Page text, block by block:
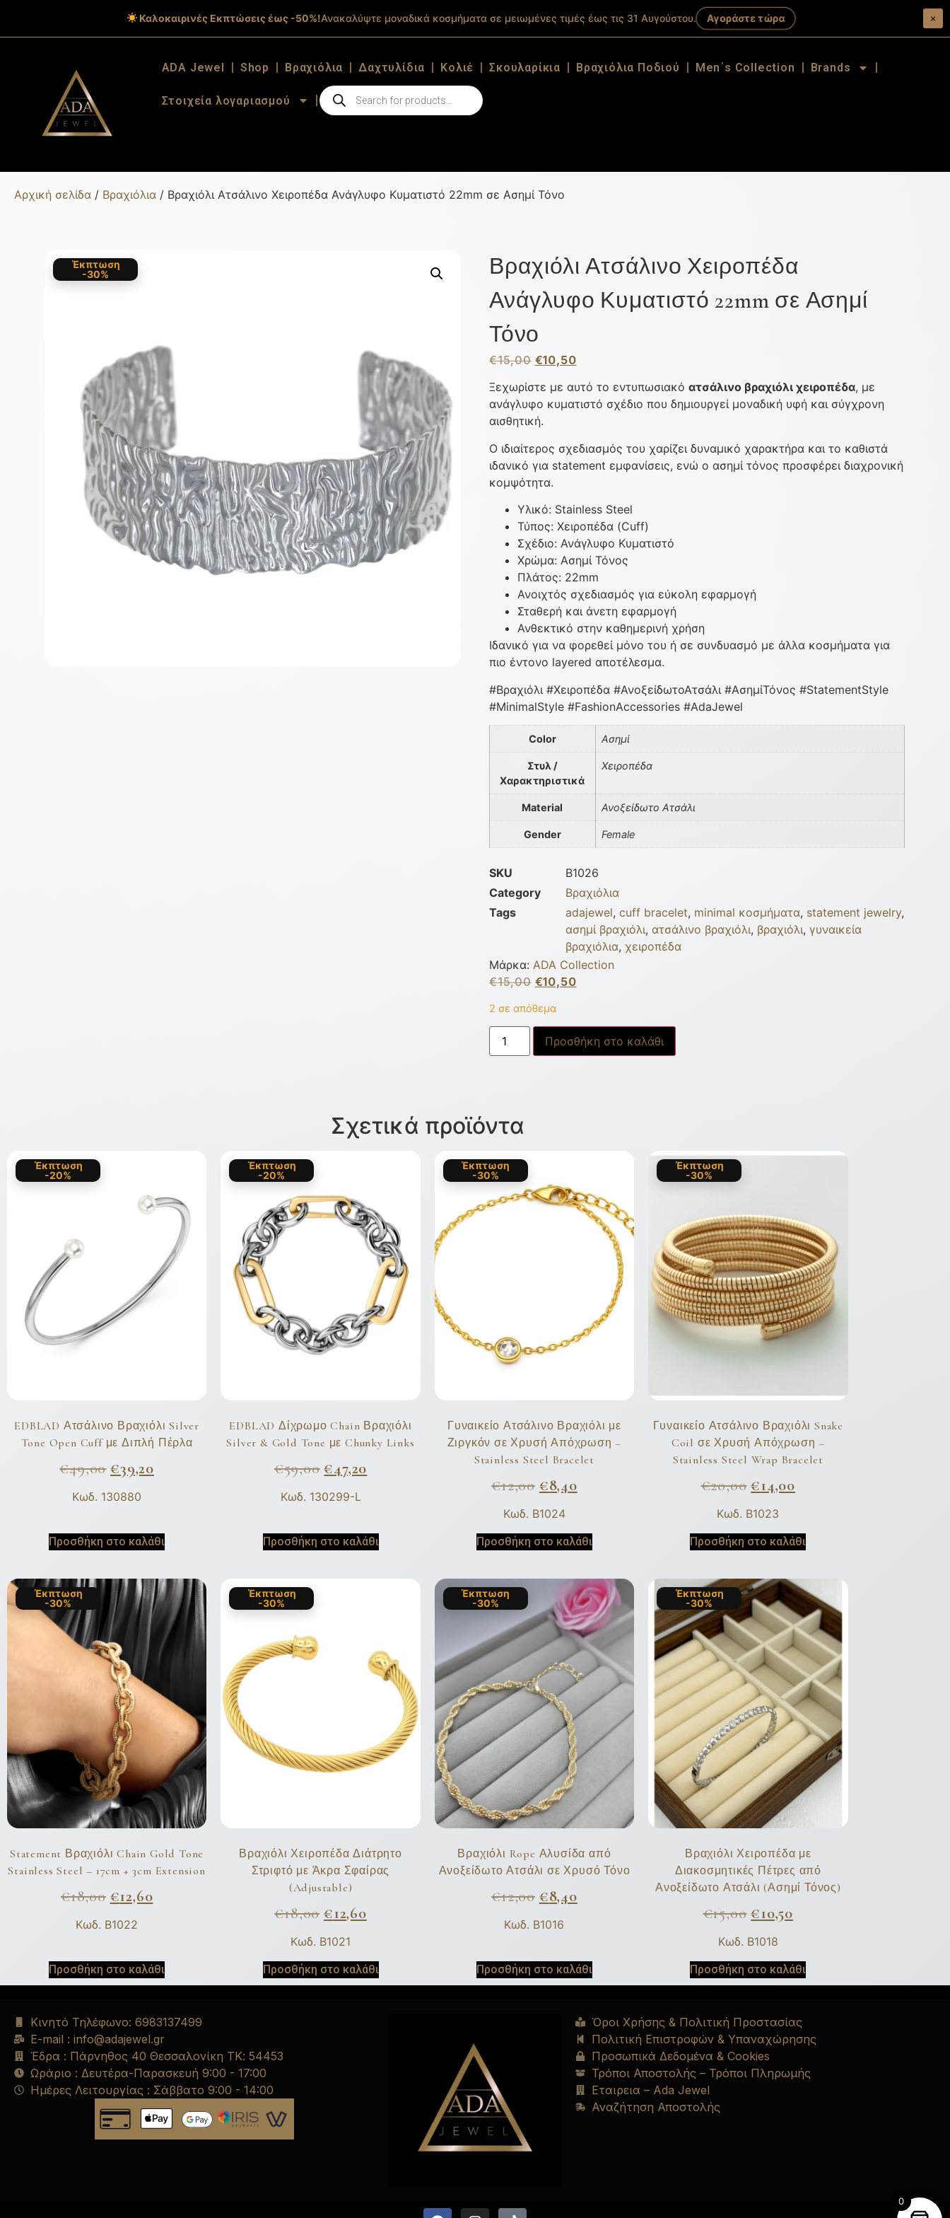
Καλοκαιρινές Εκπτώσεις έως -50%!Ανακαλύψτε μοναδικά κοσμήματα σε μειωμένες τιμές έως τις 31 Αυγούστου. Αγοράστε τώρα ×
ADA Jewel Shop Βραχιόλια Δαχτυλίδια Κολιέ Σκουλαρίκια Βραχιόλια Ποδιού Men΄s Collection Brands
Στοιχεία λογαριασμού
Αρχική σελίδα / Βραχιόλια / Βραχιόλι Ατσάλινο Χειροπέδα Ανάγλυφο Κυματιστό 22mm σε Ασημί Τόνο
Έκπτωση
-30%
Βραχιόλι Ατσάλινο Χειροπέδα
Ανάγλυφο Κυματιστό 22mm σε Ασημί
Τόνο
€15,00 €10,50
Ξεχωρίστε με αυτό το εντυπωσιακό ατσάλινο βραχιόλι χειροπέδα, με
ανάγλυφο κυματιστό σχέδιο που δημιουργεί μοναδική υφή και σύγχρονη
αισθητική.
Ο ιδιαίτερος σχεδιασμός του χαρίζει δυναμικό χαρακτήρα και το καθιστά
ιδανικό για statement εμφανίσεις, ενώ ο ασημί τόνος προσφέρει διαχρονική
κομψότητα.
Υλικό: Stainless Steel
Τύπος: Χειροπέδα (Cuff)
Σχέδιο: Ανάγλυφο Κυματιστό
Χρώμα: Ασημί Τόνος
Πλάτος: 22mm
Ανοιχτός σχεδιασμός για εύκολη εφαρμογή
Σταθερή και άνετη εφαρμογή
Ανθεκτικό στην καθημερινή χρήση
Ιδανικό για να φορεθεί μόνο του ή σε συνδυασμό με άλλα κοσμήματα για
πιο έντονο layered αποτέλεσμα.
#Βραχιόλι #Χειροπέδα #ΑνοξείδωτοΑτσάλι #ΑσημίΤόνος #StatementStyle
#MinimalStyle #FashionAccessories #AdaJewel
Color Ασημί
Στυλ /
Χαρακτηριστικά
Χειροπέδα
Material Ανοξείδωτο Ατσάλι
Gender Female
SKU
B1026
Category
Βραχιόλια
Tags
adajewel, cuff bracelet, minimal κοσμήματα, statement jewelry,
ασημί βραχιόλι, ατσάλινο βραχιόλι, βραχιόλι, γυναικεία
βραχιόλια, χειροπέδα
Μάρκα: ADA Collection
€15,00 €10,50
2 σε απόθεμα
Προσθήκη στο καλάθι
Σχετικά προϊόντα
Έκπτωση
-20%
EDBLAD Ατσάλινο Βραχιόλι Silver
Tone Open Cuff με Διπλή Πέρλα
€49,00 €39,20
Κωδ. 130880
Προσθήκη στο καλάθι
Έκπτωση
-20%
EDBLAD Δίχρωμο Chain Βραχιόλι
Silver & Gold Tone με Chunky Links
€59,00 €47,20
Κωδ. 130299-L
Προσθήκη στο καλάθι
Έκπτωση
-30%
Γυναικείο Ατσάλινο Βραχιόλι με
Ζιργκόν σε Χρυσή Απόχρωση –
Stainless Steel Bracelet
€12,00 €8,40
Κωδ. B1024
Προσθήκη στο καλάθι
Έκπτωση
-30%
Γυναικείο Ατσάλινο Βραχιόλι Snake
Coil σε Χρυσή Απόχρωση –
Stainless Steel Wrap Bracelet
€20,00 €14,00
Κωδ. B1023
Προσθήκη στο καλάθι
Έκπτωση
-30%
Statement Βραχιόλι Chain Gold Tone
Stainless Steel – 17cm + 3cm Extension
€18,00 €12,60
Κωδ. B1022
Προσθήκη στο καλάθι
Έκπτωση
-30%
Βραχιόλι Χειροπέδα Διάτρητο
Στριφτό με Άκρα Σφαίρας
(Adjustable)
€18,00 €12,60
Κωδ. B1021
Προσθήκη στο καλάθι
Έκπτωση
-30%
Βραχιόλι Rope Αλυσίδα από
Ανοξείδωτο Ατσάλι σε Χρυσό Τόνο
€12,00 €8,40
Κωδ. B1016
Προσθήκη στο καλάθι
Έκπτωση
-30%
Βραχιόλι Χειροπέδα με
Διακοσμητικές Πέτρες από
Ανοξείδωτο Ατσάλι (Ασημί Τόνος)
€15,00 €10,50
Κωδ. B1018
Προσθήκη στο καλάθι
Κινητό Τηλέφωνο: 6983137499
E-mail : info@adajewel.gr
Έδρα : Πάρνηθος 40 Θεσσαλονίκη ΤΚ: 54453
Ωράριο : Δευτέρα-Παρασκευή 9:00 - 17:00
Ημέρες Λειτουργίας : Σάββατο 9:00 - 14:00
Όροι Χρήσης & Πολιτική Προστασίας
Πολιτική Επιστροφών & Υπαναχώρησης
Προσωπικά Δεδομένα & Cookies
Τρόποι Αποστολής – Τρόποι Πληρωμής
Εταιρεια – Ada Jewel
Αναζήτηση Αποστολής
0